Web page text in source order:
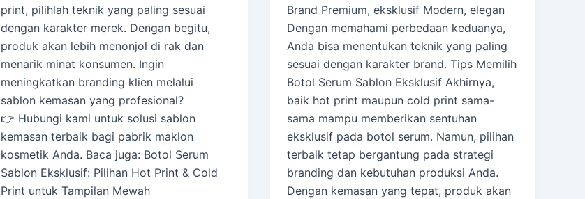
print, pilihlah teknik yang paling sesuai
dengan karakter merek. Dengan begitu,
produk akan lebih menonjol di rak dan
menarik minat konsumen. Ingin
meningkatkan branding klien melalui
sablon kemasan yang profesional?
👉 Hubungi kami untuk solusi sablon
kemasan terbaik bagi pabrik maklon
kosmetik Anda. Baca juga: Botol Serum
Sablon Eksklusif: Pilihan Hot Print & Cold
Print untuk Tampilan Mewah
Brand Premium, eksklusif Modern, elegan
Dengan memahami perbedaan keduanya,
Anda bisa menentukan teknik yang paling
sesuai dengan karakter brand. Tips Memilih
Botol Serum Sablon Eksklusif Akhirnya,
baik hot print maupun cold print sama-
sama mampu memberikan sentuhan
eksklusif pada botol serum. Namun, pilihan
terbaik tetap bergantung pada strategi
branding dan kebutuhan produksi Anda.
Dengan kemasan yang tepat, produk akan